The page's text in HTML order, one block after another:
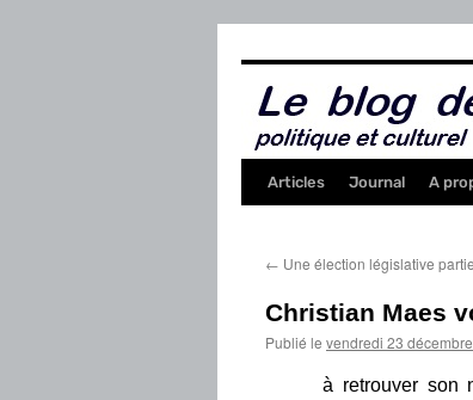
Articles Journal A
← Une élection législative
Christian Maes
Publié le vendredi 23
à retrouver son